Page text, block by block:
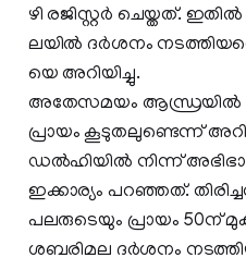
ഴി ര​ജി​സ്റ്റ​ർ ചെ​യ്ത​ത്.
ലയിൽ ദർശനം
യെ അ​റി​യി​ച്ചു.
അതേസമയം ആന്ധ്രയില്‍
പ്രായം കൂടുതലുണ്ടെന്ന്
ഡല്‍ഹിയില്‍ നിന്ന്
ഇക്കാര്യം പറഞ്ഞത്.
പലരുടെയും പ്രായം 50ന്
ശബരിമല ദര്‍ശനം